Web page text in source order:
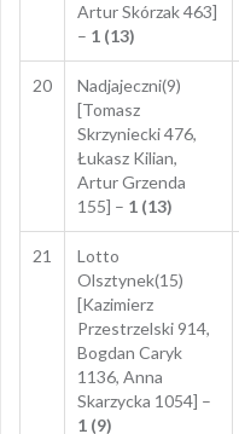
Artur Skórzak 463]
– 1 (13)
20
Nadjajeczni(9)
[Tomasz
Skrzyniecki 476,
Łukasz Kilian,
Artur Grzenda
155] – 1 (13)
21
Lotto
Olsztynek(15)
[Kazimierz
Przestrzelski 914,
Bogdan Caryk
1136, Anna
Skarzycka 1054] –
1 (9)